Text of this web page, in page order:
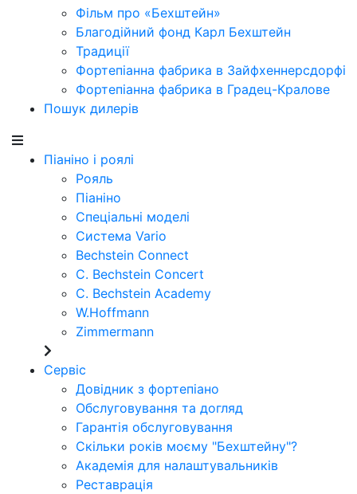
Фільм про «Бехштейн»
Благодійний фонд Карл Бехштейн
Традиції
Фортепіанна фабрика в Зайфхеннерсдорфi
Фортепіанна фабрика в Градец-Кралове
Пошук дилерів
Піаніно і роялі
Рояль
Піаніно
Спеціальні моделі
Система Vario
Bechstein Connect
C. Bechstein Concert
C. Bechstein Academy
W.Hoffmann
Zimmermann
Сервіс
Довідник з фортепіано
Обслуговування та догляд
Гарантія обслуговування
Скільки років моєму "Бехштейну"?
Академія для налаштувальників
Реставрація